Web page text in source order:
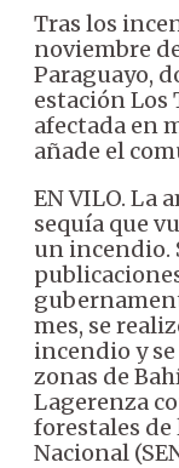
Tras los
noviembre
Paraguayo,
estación Los
afectada en
añade el
EN VILO. La
sequía que
un incendio.
mes, se
incendio y
zonas de
Lagerenza
forestales de
Nacional